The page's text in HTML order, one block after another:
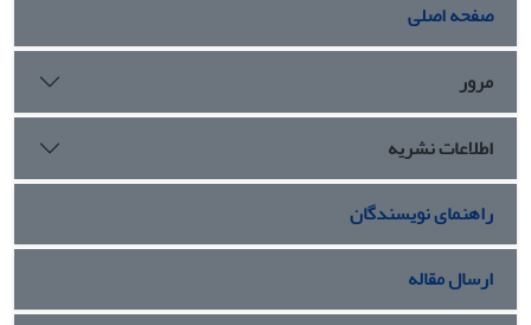
صفحه اصلی
مرور
اطلاعات نشریه
راهنمای نویسندگان
ارسال مقاله